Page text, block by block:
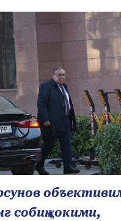
собиқ ҳокими,